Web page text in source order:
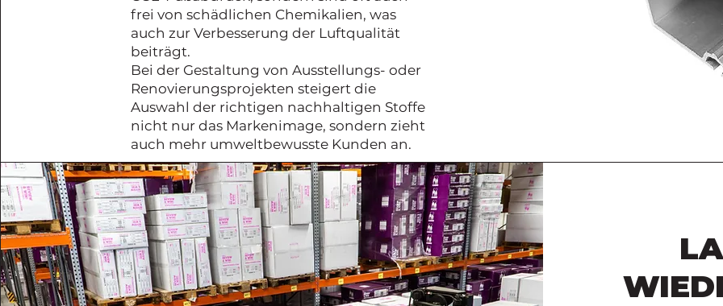
frei von schädlichen Chemikalien, was
auch zur Verbesserung der Luftqualität
beiträgt.
Bei der Gestaltung von Ausstellungs- oder
Renovierungsprojekten steigert die
Auswahl der richtigen nachhaltigen Stoffe
nicht nur das Markenimage, sondern zieht
auch mehr umweltbewusste Kunden an.